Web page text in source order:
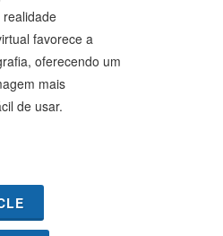
favorece a
oferecendo um
mais
de usar.